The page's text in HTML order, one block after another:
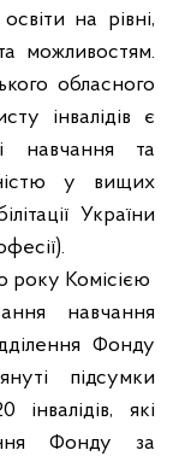
на рівні,
можливостям.
обласного
інвалідів є
навчання та
у вищих
України
року Комісією
навчання
Фонду
підсумки
які
Фонду за